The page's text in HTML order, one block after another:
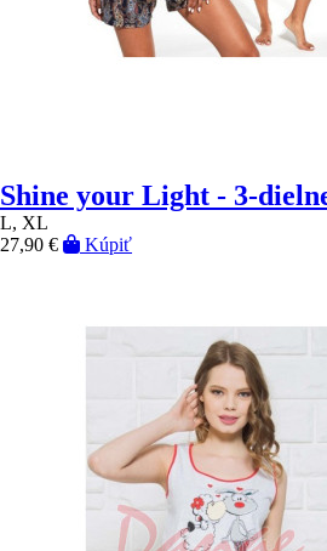
Shine your Light - 3-
L, XL
27,90 €
Kúpiť